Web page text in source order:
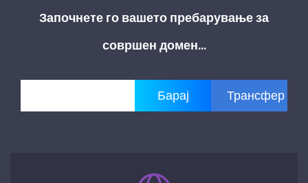
Започнете го вашето пребарување за
совршен домен...